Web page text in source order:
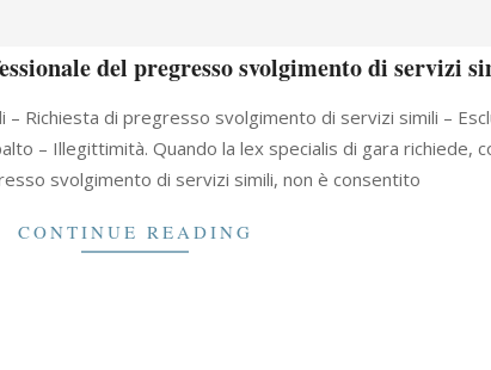
del pregresso svolgimento di servizi
Richiesta di pregresso svolgimento di servizi simili –
– Illegittimità. Quando la lex specialis di gara richiede,
svolgimento di servizi simili, non è consentito
CONTINUE READING